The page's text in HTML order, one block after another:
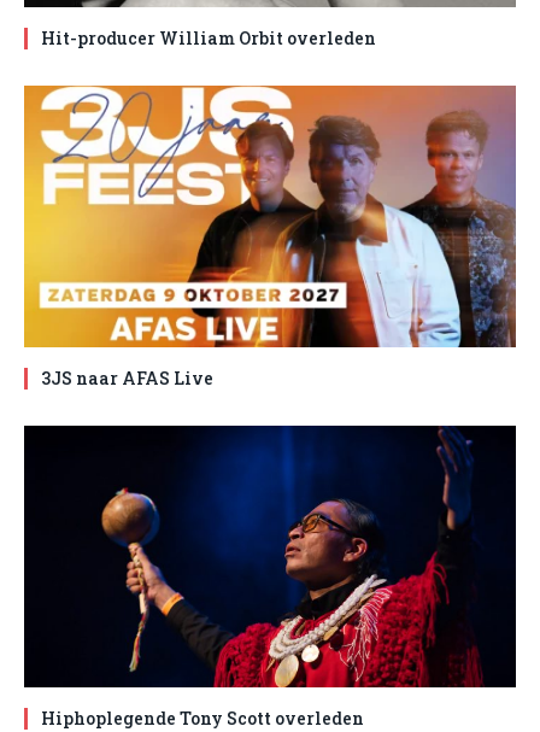
Hit-producer William Orbit overleden
3JS naar AFAS Live
Hiphoplegende Tony Scott overleden